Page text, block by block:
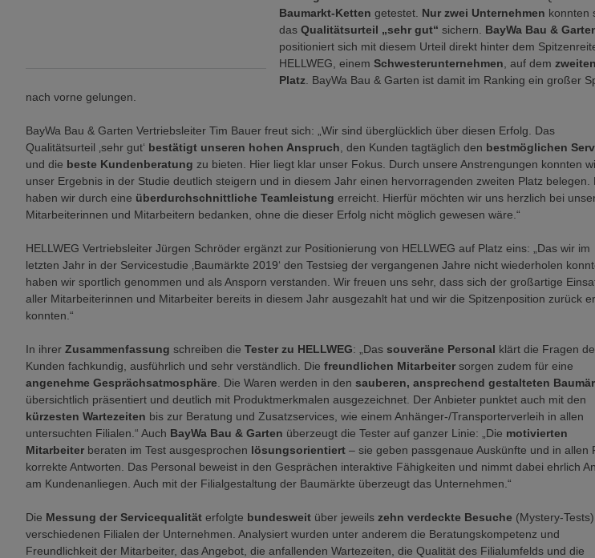
Baumarkt-Ketten getestet. Nur zwei Unternehmen konnten
das Qualitätsurteil „sehr gut“ sichern. BayWa Bau &
positioniert sich mit diesem Urteil direkt hinter dem
HELLWEG, einem Schwesterunternehmen , auf dem zweiten
Platz . BayWa Bau & Garten ist damit im Ranking ein großer
nach vorne gelungen.
BayWa Bau & Garten Vertriebsleiter Tim Bauer freut sich: „Wir sind überglücklich über diesen Erfolg. Das
Qualitätsurteil ‚sehr gut‘ bestätigt unseren hohen Anspruch , den Kunden tagtäglich den bestmöglichen
und die beste Kundenberatung zu bieten. Hier liegt klar unser Fokus. Durch unsere Anstrengungen konnten
unser Ergebnis in der Studie deutlich steigern und in diesem Jahr einen hervorragenden zweiten Platz belegen.
haben wir durch eine überdurchschnittliche Teamleistung erreicht. Hierfür möchten wir uns herzlich bei
Mitarbeiterinnen und Mitarbeitern bedanken, ohne die dieser Erfolg nicht möglich gewesen wäre.“
HELLWEG Vertriebsleiter Jürgen Schröder ergänzt zur Positionierung von HELLWEG auf Platz eins: „Das wir im
letzten Jahr in der Servicestudie ‚Baumärkte 2019‘ den Testsieg der vergangenen Jahre nicht wiederholen
haben wir sportlich genommen und als Ansporn verstanden. Wir freuen uns sehr, dass sich der großartige
aller Mitarbeiterinnen und Mitarbeiter bereits in diesem Jahr ausgezahlt hat und wir die Spitzenposition zurück
konnten.“
In ihrer Zusammenfassung schreiben die Tester zu HELLWEG: „Das souveräne Personal klärt die Fragen
Kunden fachkundig, ausführlich und sehr verständlich. Die freundlichen Mitarbeiter sorgen zudem für eine
angenehme Gesprächsatmosphäre . Die Waren werden in den sauberen, ansprechend gestalteten
übersichtlich präsentiert und deutlich mit Produktmerkmalen ausgezeichnet. Der Anbieter punktet auch mit den
kürzesten Wartezeiten bis zur Beratung und Zusatzservices, wie einem Anhänger-/Transporterverleih in allen
untersuchten Filialen.“ Auch BayWa Bau & Garten überzeugt die Tester auf ganzer Linie: „Die motivierten
Mitarbeiter beraten im Test ausgesprochen lösungsorientiert – sie geben passgenaue Auskünfte und in allen
korrekte Antworten. Das Personal beweist in den Gesprächen interaktive Fähigkeiten und nimmt dabei ehrlich
am Kundenanliegen. Auch mit der Filialgestaltung der Baumärkte überzeugt das Unternehmen.“
Die Messung der Servicequalität erfolgte bundesweit über jeweils zehn verdeckte Besuche (Mystery-
verschiedenen Filialen der Unternehmen. Analysiert wurden unter anderem die Beratungskompetenz und
Freundlichkeit der Mitarbeiter, das Angebot, die anfallenden Wartezeiten, die Qualität des Filialumfelds und die